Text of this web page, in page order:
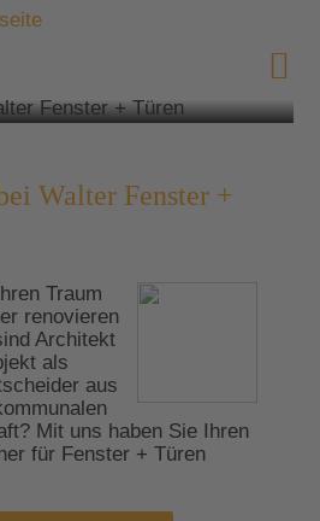
Walter Fenster +
Traum
renovieren
Architekt
als
aus
Mit uns haben Sie Ihren
für Fenster + Türen